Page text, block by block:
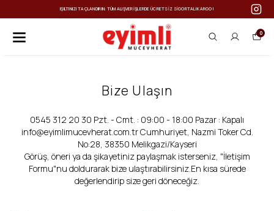
IŞILTINIZI TAÇLANDIRIN: TÜM ALIŞVERIŞLERDE ÜCRETSIZ
0
Bize Ulaşın
0545 312 20 30 Pzt. - Cmt. : 09:00 - 18:00 Pazar : Kapalı
info@eyimlimucevherat.com.trCumhuriyet, Nazmi Toker Cd.
No:28, 38350 Melikgazi/Kayseri
Görüş, öneri ya da şikayetiniz paylaşmak isterseniz, "İletişim
Formu"nu doldurarak bize ulaştırabilirsiniz.En kısa sürede
değerlendirip size geri döneceğiz.